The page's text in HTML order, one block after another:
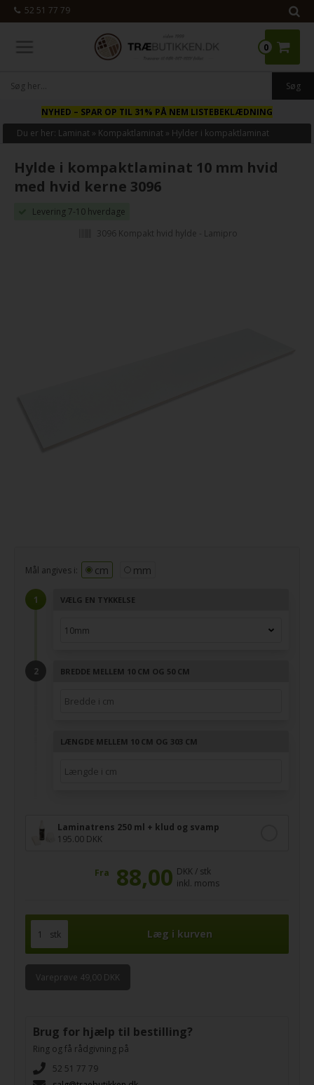
52 51 77 79
0
NYHED – SPAR OP TIL 31% PÅ NEM LISTEBEKLÆDNING
Du er her: Laminat » Kompaktlaminat » Hylder i kompaktlaminat
Hylde i kompaktlaminat 10 mm hvid
med hvid kerne 3096
Levering 7-10 hverdage
3096 Kompakt hvid hylde - Lamipro
Mål angives i: cm mm
VÆLG EN TYKKELSE
BREDDE MELLEM 10 CM OG 50 CM
LÆNGDE MELLEM 10 CM OG 303 CM
Laminatrens 250 ml + klud og svamp
195.00 DKK
Fra 88,00 DKK / stk
inkl. moms
stk
Vareprøve 49,00 DKK
Brug for hjælp til bestilling?
Ring og få rådgivning på
52 51 77 79